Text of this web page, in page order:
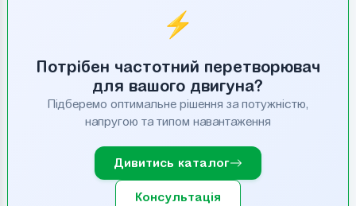
⚡
Потрібен частотний перетворювач
для вашого двигуна?
Підберемо оптимальне рішення за потужністю,
напругою та типом навантаження
Дивитись каталог
Консультація